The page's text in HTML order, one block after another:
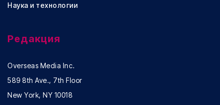
Наука и технологии
Редакция
Overseas Media Inc.
589 8th Ave., 7th Floor
New York, NY 10018